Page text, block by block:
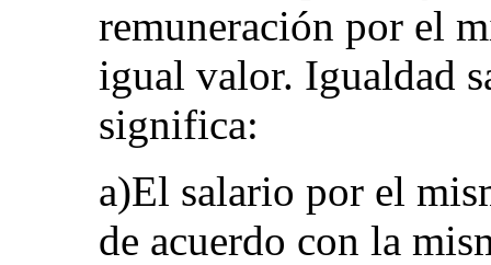
remuneración por el
igual valor. Igualdad
significa:
a)El salario por el
de acuerdo con la